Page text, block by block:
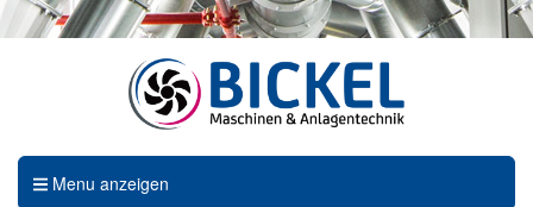
Menu anzeigen